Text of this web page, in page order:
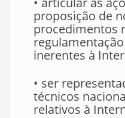
proposição de
procedimentos
inerentes à
• ser
técnicos
relativos à